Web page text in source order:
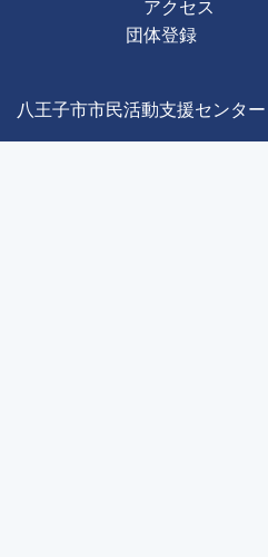
アクセス
団体登録
八王子市市民活動支援センタ